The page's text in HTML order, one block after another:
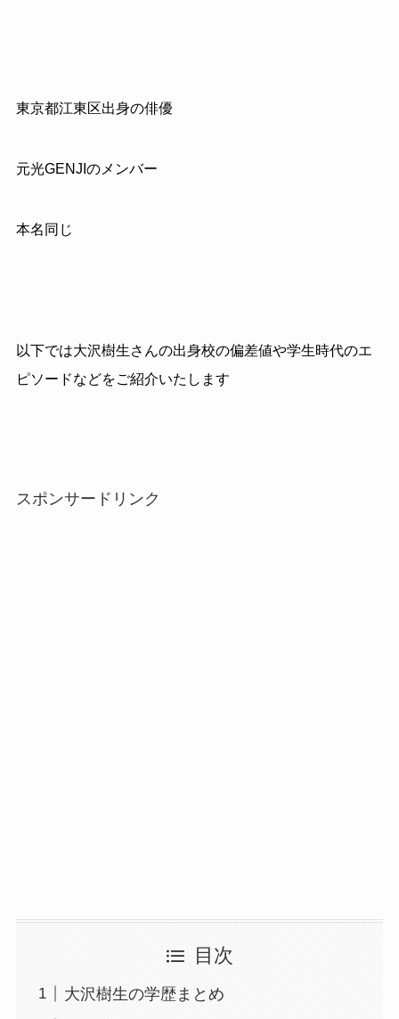
東京都江東区出身の俳優
元光GENJI のメンバー
本名同じ
以下では大沢樹生さんの出身校の偏差値や学生時代のエ
ピソードなどをご紹介いたします
スポンサードリンク
目次
大沢樹生の学歴まとめ